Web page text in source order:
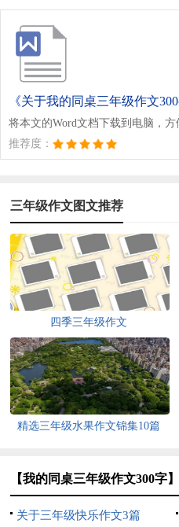
《关于我的同桌三年级作文300
将本文的Word文档下载到电脑，
推荐度：
三年级作文图文推荐
四季三年级作文
精选三年级水果作文锦集10篇
【我的同桌三年级作文300字
关于三年级快乐作文3篇